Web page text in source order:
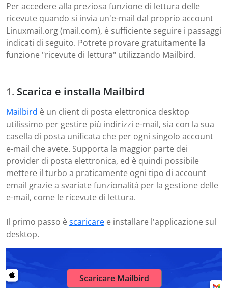
Per accedere alla preziosa funzione di lettura delle
ricevute quando si invia un'e-mail dal proprio account
Linuxmail.org (mail.com), è sufficiente seguire i passaggi
indicati di seguito. Potrete provare gratuitamente la
funzione "ricevute di lettura" utilizzando Mailbird.
Scarica e installa Mailbird
Mailbird è un client di posta elettronica desktop
utilissimo per gestire più indirizzi e-mail, sia con la sua
casella di posta unificata che per ogni singolo account
e-mail che avete. Supporta la maggior parte dei
provider di posta elettronica, ed è quindi possibile
mettere il turbo a praticamente ogni tipo di account
email grazie a svariate funzionalità per la gestione delle
e-mail, come le ricevute di lettura.
Il primo passo èscaricare e installare l'applicazione sul
desktop.
Scaricare Mailbird